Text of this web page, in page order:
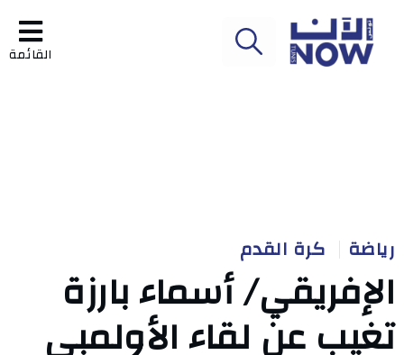
القائمة
رياضة كرة القدم
الإفريقي/ أسماء بارزة
تغيب عن لقاء الأولمبي